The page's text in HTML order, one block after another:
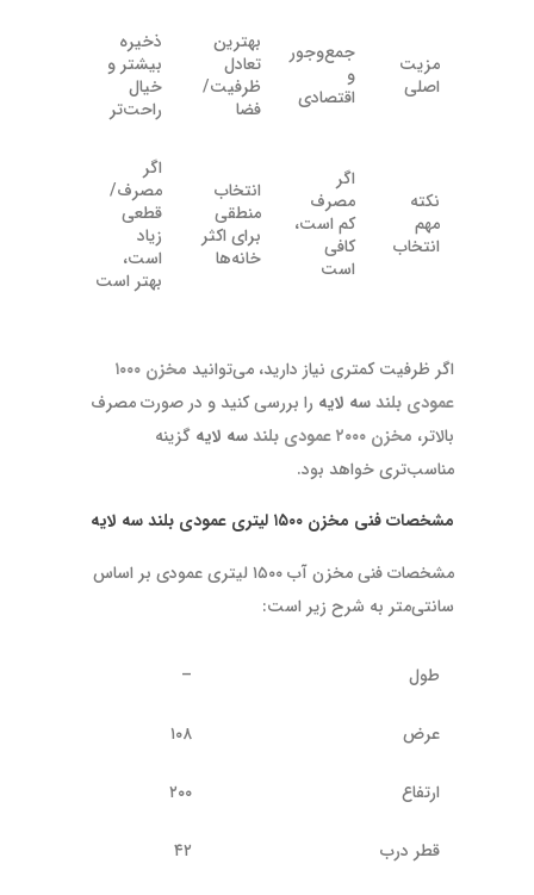
مزیت
اصلی
جمع‌وجور
و
اقتصادی
بهترین
تعادل
ظرفیت/
فضا
ذخیره
بیشتر و
خیال
راحت‌تر
نکته
مهم
انتخاب
اگر
مصرف
کم است،
کافی
است
انتخاب
منطقی
برای اکثر
خانه‌ها
اگر
مصرف/
قطعی
زیاد
است،
بهتر است
اگر ظرفیت کمتری نیاز دارید، می‌توانید
مخزن ۱۰۰۰
عمودی بلندسه لایه را بررسی کنید و در صورت مصرف
بالاتر، مخزن ۲۰۰۰ عمودی بلند سه لایه گزینه
مناسب‌تری خواهد بود.
مشخصات فنی مخزن ۱۵۰۰ لیتری عمودی بلند سه لایه
مشخصات فنی مخزن آب ۱۵۰۰ لیتری عمودی بر اساس
سانتی‌متر به شرح زیر است:
طول –
عرض ۱۰۸
ارتفاع ۲۰۰
قطر درب ۴۲